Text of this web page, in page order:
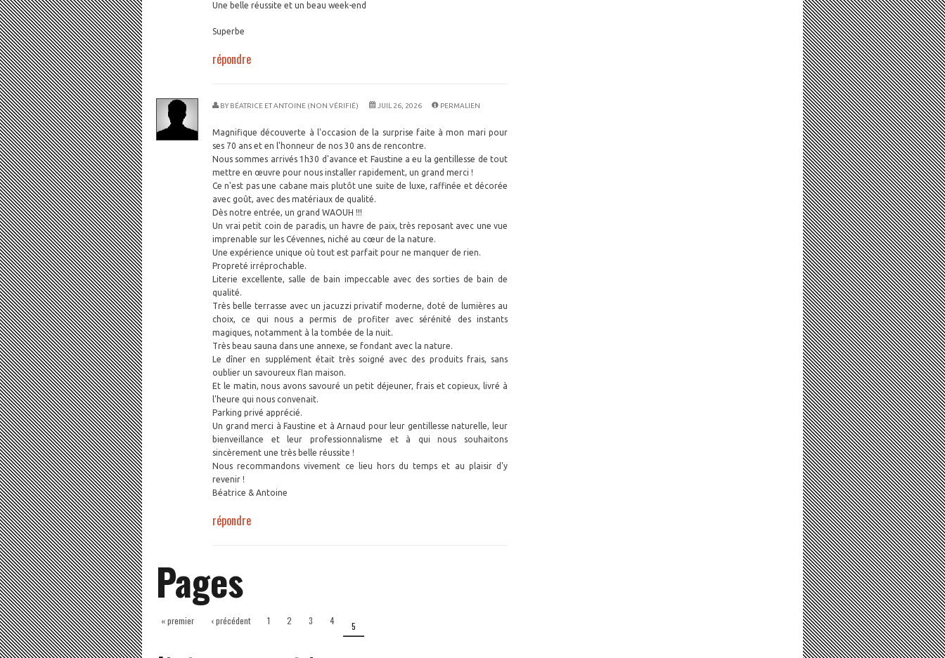
Une belle réussite et un beau week-end
Superbe
répondre
BY BÉATRICE ET ANTOINE (NON VÉRIFIÉ) JUIL 26, 2026 PERMALIEN
Magnifique découverte à l'occasion de la surprise faite à mon mari pour
ses 70 ans et en l'honneur de nos 30 ans de rencontre.
Nous sommes arrivés 1h30 d'avance et Faustine a eu la gentillesse de tout
mettre en œuvre pour nous installer rapidement, un grand merci !
Ce n'est pas une cabane mais plutôt une suite de luxe, raffinée et décorée
avec goût, avec des matériaux de qualité.
Dès notre entrée, un grand WAOUH !!!
Un vrai petit coin de paradis, un havre de paix, très reposant avec une vue
imprenable sur les Cévennes, niché au cœur de la nature.
Une expérience unique où tout est parfait pour ne manquer de rien.
Propreté irréprochable.
Literie excellente, salle de bain impeccable avec des sorties de bain de
qualité.
Très belle terrasse avec un jacuzzi privatif moderne, doté de lumières au
choix, ce qui nous a permis de profiter avec sérénité des instants
magiques, notamment à la tombée de la nuit.
Très beau sauna dans une annexe, se fondant avec la nature.
Le dîner en supplément était très soigné avec des produits frais, sans
oublier un savoureux flan maison.
Et le matin, nous avons savouré un petit déjeuner, frais et copieux, livré à
l'heure qui nous convenait.
Parking privé apprécié.
Un grand merci à Faustine et à Arnaud pour leur gentillesse naturelle, leur
bienveillance et leur professionnalisme et à qui nous souhaitons
sincèrement une très belle réussite !
Nous recommandons vivement ce lieu hors du temps et au plaisir d'y
revenir !
Béatrice & Antoine
répondre
Pages
« premier ‹ précédent 1 2 3 4 5